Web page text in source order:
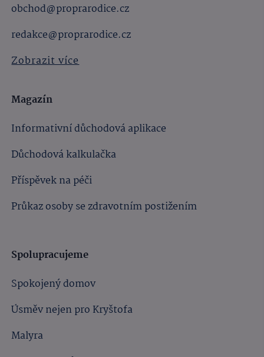
obchod@proprarodice.cz
redakce@proprarodice.cz
Zobrazit více
Magazín
Informativní důchodová aplikace
Důchodová kalkulačka
Příspěvek na péči
Průkaz osoby se zdravotním postižením
Spolupracujeme
Spokojený domov
Úsměv nejen pro Kryštofa
Malyra